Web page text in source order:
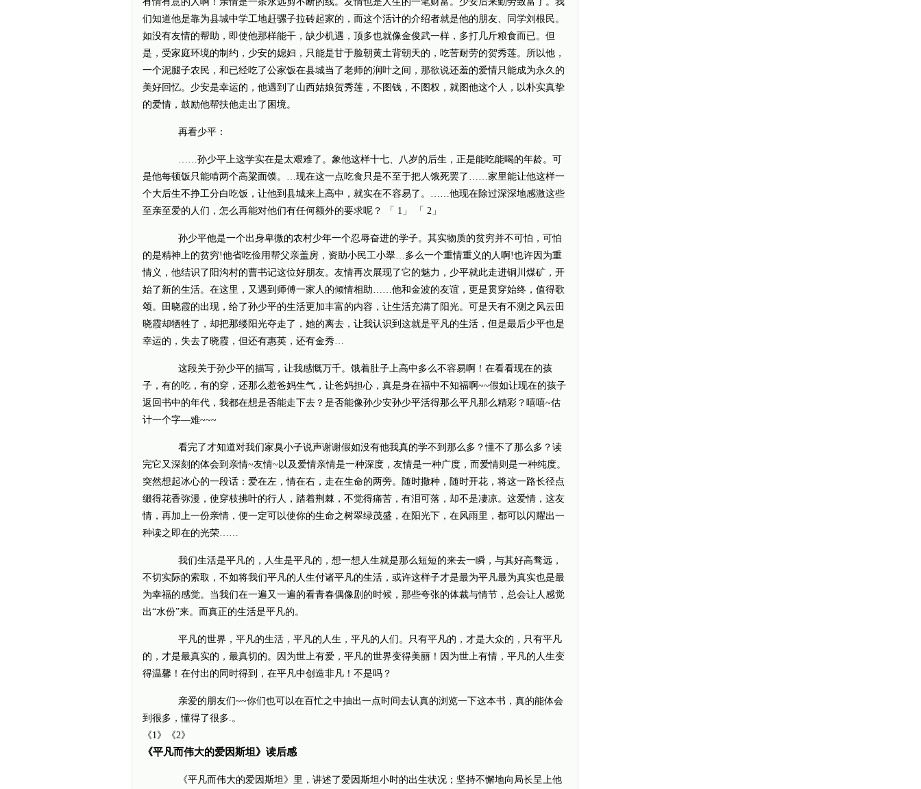
们知道他是靠为县城中学工地赶骡子拉砖起家的，而这个活计的介绍者就是他的朋友、同学刘根民。
如没有友情的帮助，即使他那样能干，缺少机遇，顶多也就像金俊武一样，多打几斤粮食而已。但
是，受家庭环境的制约，少安的媳妇，只能是甘于脸朝黄土背朝天的，吃苦耐劳的贺秀莲。所以他，
一个泥腿子农民，和已经吃了公家饭在县城当了老师的润叶之间，那欲说还羞的爱情只能成为永久的
美好回忆。少安是幸运的，他遇到了山西姑娘贺秀莲，不图钱，不图权，就图他这个人，以朴实真挚
的爱情，鼓励他帮扶他走出了困境。
再看少平：
……孙少平上这学实在是太艰难了。象他这样十七、八岁的后生，正是能吃能喝的年龄。可
是他每顿饭只能啃两个高粱面馍。…现在这一点吃食只是不至于把人饿死罢了……家里能让他这样一
个大后生不挣工分白吃饭，让他到县城来上高中，就实在不容易了。……他现在除过深深地感激这些
至亲至爱的人们，怎么再能对他们有任何额外的要求呢？ 「 1」 「 2」
孙少平他是一个出身卑微的农村少年一个忍辱奋进的学子。其实物质的贫穷并不可怕，可怕
的是精神上的贫穷!他省吃俭用帮父亲盖房，资助小民工小翠…多么一个重情重义的人啊!也许因为重
情义，他结识了阳沟村的曹书记这位好朋友。友情再次展现了它的魅力，少平就此走进铜川煤矿，开
始了新的生活。在这里，又遇到师傅一家人的倾情相助……他和金波的友谊，更是贯穿始终，值得歌
颂。田晓霞的出现，给了孙少平的生活更加丰富的内容，让生活充满了阳光。可是天有不测之风云田
晓霞却牺牲了，却把那缕阳光夺走了，她的离去，让我认识到这就是平凡的生活，但是最后少平也是
幸运的，失去了晓霞，但还有惠英，还有金秀…
这段关于孙少平的描写，让我感慨万千。饿着肚子上高中多么不容易啊！在看看现在的孩
子，有的吃，有的穿，还那么惹爸妈生气，让爸妈担心，真是身在福中不知福啊~~假如让现在的孩子
返回书中的年代，我都在想是否能走下去？是否能像孙少安孙少平活得那么平凡那么精彩？嘻嘻~估
计一个字—难~~~
看完了才知道对我们家臭小子说声谢谢假如没有他我真的学不到那么多？懂不了那么多？读
完它又深刻的体会到亲情~友情~以及爱情亲情是一种深度，友情是一种广度，而爱情则是一种纯度。
突然想起冰心的一段话：爱在左，情在右，走在生命的两旁。随时撒种，随时开花，将这一路长径点
缀得花香弥漫，使穿枝拂叶的行人，踏着荆棘，不觉得痛苦，有泪可落，却不是凄凉。这爱情，这友
情，再加上一份亲情，便一定可以使你的生命之树翠绿茂盛，在阳光下，在风雨里，都可以闪耀出一
种读之即在的光荣……
我们生活是平凡的，人生是平凡的，想一想人生就是那么短短的来去一瞬，与其好高骛远，
不切实际的索取，不如将我们平凡的人生付诸平凡的生活，或许这样子才是最为平凡最为真实也是最
为幸福的感觉。当我们在一遍又一遍的看青春偶像剧的时候，那些夸张的体裁与情节，总会让人感觉
出“水份”来。而真正的生活是平凡的。
平凡的世界，平凡的生活，平凡的人生，平凡的人们。只有平凡的，才是大众的，只有平凡
的，才是最真实的，最真切的。因为世上有爱，平凡的世界变得美丽！因为世上有情，平凡的人生变
得温馨！在付出的同时得到，在平凡中创造非凡！不是吗？
亲爱的朋友们~~你们也可以在百忙之中抽出一点时间去认真的浏览一下这本书，真的能体会
到很多，懂得了很多.。
《1》《2》
《平凡而伟大的爱因斯坦》读后感
《平凡而伟大的爱因斯坦》里，讲述了爱因斯坦小时的出生状况；坚持不懈地向局长呈上他